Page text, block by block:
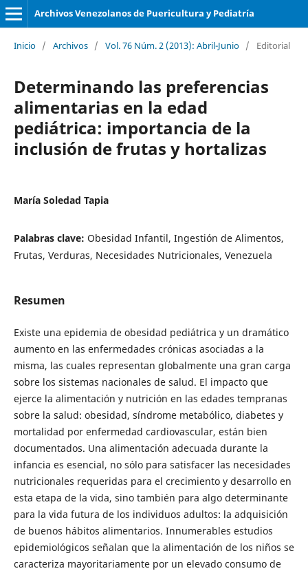
Archivos Venezolanos de Puericultura y Pediatría
Inicio / Archivos / Vol. 76 Núm. 2 (2013): Abril-Junio / Editorial
Determinando las preferencias
alimentarias en la edad
pediátrica: importancia de la
inclusión de frutas y hortalizas
María Soledad Tapia
Palabras clave: Obesidad Infantil, Ingestión de Alimentos,
Frutas, Verduras, Necesidades Nutricionales, Venezuela
Resumen
Existe una epidemia de obesidad pediátrica y un dramático
aumento en las enfermedades crónicas asociadas a la
misma, las cuales representan globalmente una gran carga
sobre los sistemas nacionales de salud. El impacto que
ejerce la alimentación y nutrición en las edades tempranas
sobre la salud: obesidad, síndrome metabólico, diabetes y
mortalidad por enfermedad cardiovascular, están bien
documentados. Una alimentación adecuada durante la
infancia es esencial, no sólo para satisfacer las necesidades
nutricionales requeridas para el crecimiento y desarrollo en
esta etapa de la vida, sino también para algo determinante
para la vida futura de los individuos adultos: la adquisición
de buenos hábitos alimentarios. Innumerables estudios
epidemiológicos señalan que la alimentación de los niños se
caracteriza mayoritariamente por un elevado consumo de